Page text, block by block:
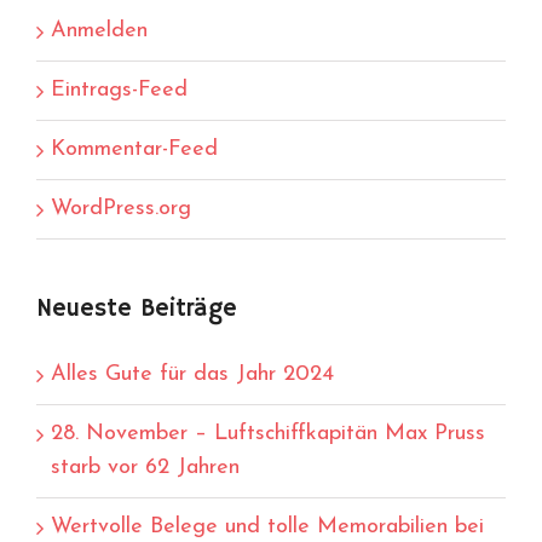
Anmelden
Eintrags-Feed
Kommentar-Feed
WordPress.org
Neueste Beiträge
Alles Gute für das Jahr 2024
28. November – Luftschiffkapitän Max Pruss
starb vor 62 Jahren
Wertvolle Belege und tolle Memorabilien bei